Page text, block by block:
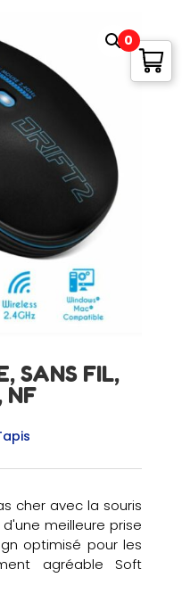
SANS FIL,
NF
cher avec la souris
meilleure prise
optimisé pour les
agréable Soft
0